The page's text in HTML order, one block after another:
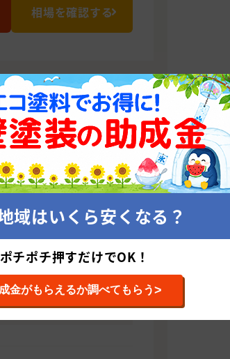
相場を確認する
様のニーズにお応えす
芋窪1-2098-4
域はいくら安くなる？
ポチポチ押すだけでOK！
金がもらえるか調べてもらう>